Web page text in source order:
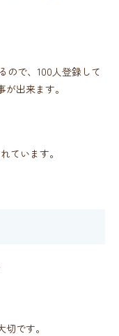
ので、100人登録して
出来ます。
ています。
です。